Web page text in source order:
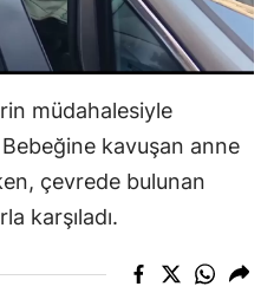
müdahalesiyle
Bebeğine kavuşan anne
çevrede bulunan
karşıladı.